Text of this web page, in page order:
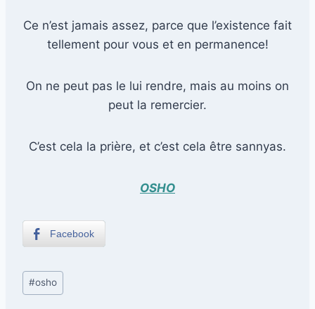
Ce n’est jamais assez, parce que l’existence fait
tellement pour vous et en permanence!
On ne peut pas le lui rendre, mais au moins on
peut la remercier.
C’est cela la prière, et c’est cela être sannyas.
OSHO
Facebook
Étiquettes
de
#osho